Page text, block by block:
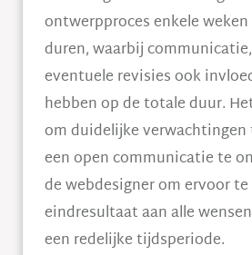
ontwerpproces enkele
duren, waarbij
eventuele revisies ook
hebben op de totale duur.
om duidelijke verwachtingen
een open communicatie te
de webdesigner om ervoor
eindresultaat aan alle
een redelijke tijdsperiode.